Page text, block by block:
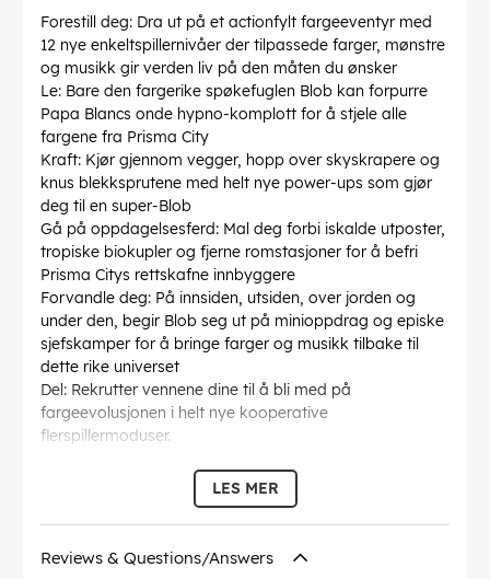
Forestill deg: Dra ut på et actionfylt fargeeventyr med
12 nye enkeltspillernivåer der tilpassede farger, mønstre
og musikk gir verden liv på den måten du ønsker
Le: Bare den fargerike spøkefuglen Blob kan forpurre
Papa Blancs onde hypno-komplott for å stjele alle
fargene fra Prisma City
Kraft: Kjør gjennom vegger, hopp over skyskrapere og
knus blekksprutene med helt nye power-ups som gjør
deg til en super-Blob
Gå på oppdagelsesferd: Mal deg forbi iskalde utposter,
tropiske biokupler og fjerne romstasjoner for å befri
Prisma Citys rettskafne innbyggere
Forvandle deg: På innsiden, utsiden, over jorden og
under den, begir Blob seg ut på minioppdrag og episke
sjefskamper for å bringe farger og musikk tilbake til
dette rike universet
Del: Rekrutter vennene dine til å bli med på
fargeevolusjonen i helt nye kooperative
flerspillermoduser.
Engelsk,Fransk,Italiensk,Spansk
forekomme feil.
LES MER
Reviews & Questions/Answers